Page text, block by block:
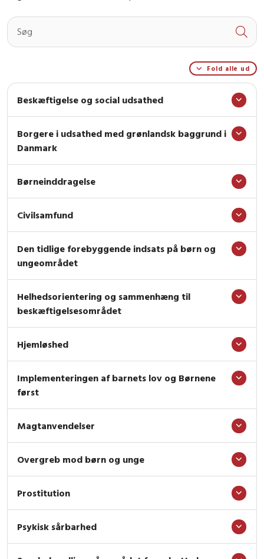
Fold alle ud
Beskæftigelse og social udsathed
Borgere i udsathed med grønlandsk baggrund i
Danmark
Børneinddragelse
Civilsamfund
Den tidlige forebyggende indsats på børn og
ungeområdet
Helhedsorientering og sammenhæng til
beskæftigelsesområdet
Hjemløshed
Implementeringen af barnets lov og Børnene
først
Magtanvendelser
Overgreb mod børn og unge
Prostitution
Psykisk sårbarhed